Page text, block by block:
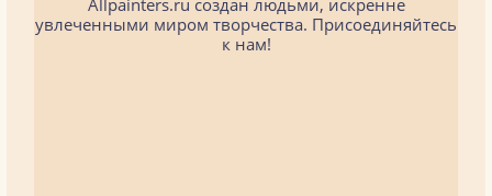
увлеченными миром творчества. Присоединяйтесь
к нам!